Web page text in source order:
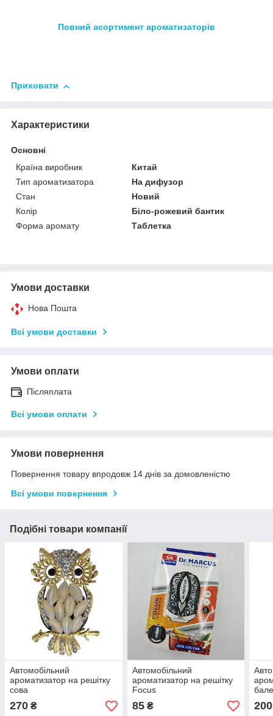
Повний асортимент ароматизаторів
Приховати
Характеристики
Основні
Країна виробник
Китай
Тип ароматизатора
На дифузор
Стан
Новий
Колір
Біло-рожевий бантик
Форма аромату
Таблетка
Умови доставки
Нова Пошта
Всі умови доставки
Умови оплати
Післяплата
Всі умови оплати
Умови повернення
Повернення товару впродовж 14 днів за домовленістю
Всі умови повернення
Подібні товари компанії
Автомобільний
ароматизатор на решітку
сова
270 ₴
Автомобільний
ароматизатор на решітку
Focus
85₴ 200